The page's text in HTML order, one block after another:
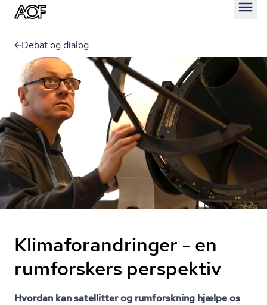
Debat og dialog
Klimaforandringer - en
rumforskers perspektiv
Hvordan kan satellitter og rumforskning hjælpe os